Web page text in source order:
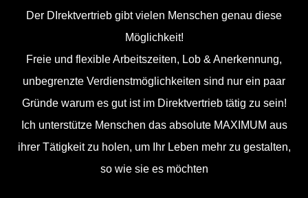
Der DIrektvertrieb gibt vielen Menschen genau diese
Möglichkeit!
Freie und flexible Arbeitszeiten, Lob & Anerkennung,
unbegrenzte Verdienstmöglichkeiten sind nur ein paar
Gründe warum es gut ist im Direktvertrieb tätig zu sein!
Ich unterstütze Menschen das absolute MAXIMUM aus
ihrer Tätigkeit zu holen, um Ihr Leben mehr zu gestalten,
so wie sie es möchten